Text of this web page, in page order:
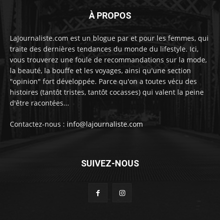
À PROPOS
LaJournaliste.com est un blogue par et pour les femmes, qui
traite des dernières tendances du monde du lifestyle. Ici,
vous trouverez une foule de recommandations sur la mode,
la beauté, la bouffe et les voyages, ainsi qu'une section
"opinion" fort développée. Parce qu'on a toutes vécu des
histoires (tantôt tristes, tantôt cocasses) qui valent la peine
d'être racontées...
Contactez-nous : info@lajournaliste.com
SUIVEZ-NOUS